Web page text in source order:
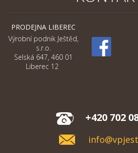
PRODEJNA LIBEREC
Výrobní podnik Ještěd,
s.r.o.
Selská 647, 460 01
Liberec 12
+420 702